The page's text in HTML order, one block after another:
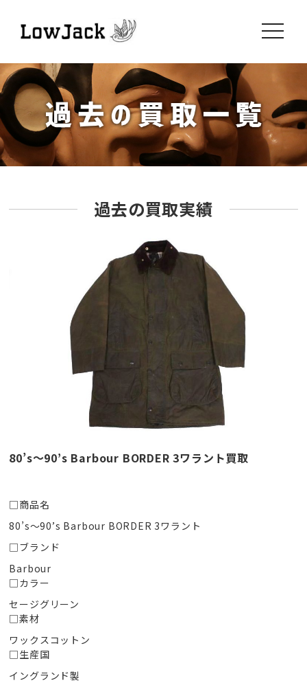
toggle
過去の買取実績
80’s〜90’s Barbour BORDER 3ワラント買取
□商品名
80’s〜90’s Barbour BORDER 3ワラント
□ブランド
Barbour
□カラー
セージグリーン
□素材
ワックスコットン
□生産国
イングランド製